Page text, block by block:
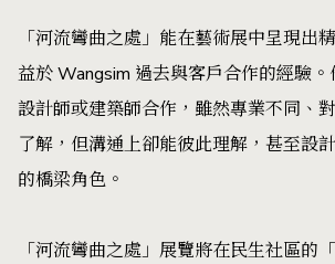
「河流彎曲之處」能在藝術展中呈現出
益於 Wangsim 過去與客戶合作的經驗
設計師或建築師合作，雖然專業不同、
了解，但溝通上卻能彼此理解，甚至設
的橋梁角色。
「河流彎曲之處」展覽將在民生社區的